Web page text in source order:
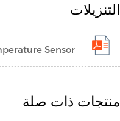
التنزيلات
Sensor
منتجات ذات صلة